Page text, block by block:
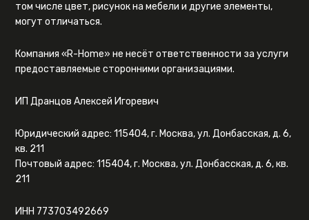
том числе цвет, рисунок на мебели и другие элементы,
могут отличаться.
Компания «R-Home» не несёт ответственности за услуги
предоставляемые сторонними организациями.
ИП Дранцов Алексей Игоревич
Юридический адрес: 115404, г. Москва, ул. Донбасская, д. 6,
кв. 211
Почтовый адрес: 115404, г. Москва, ул. Донбасская, д. 6, кв.
211
ИНН 773703492669